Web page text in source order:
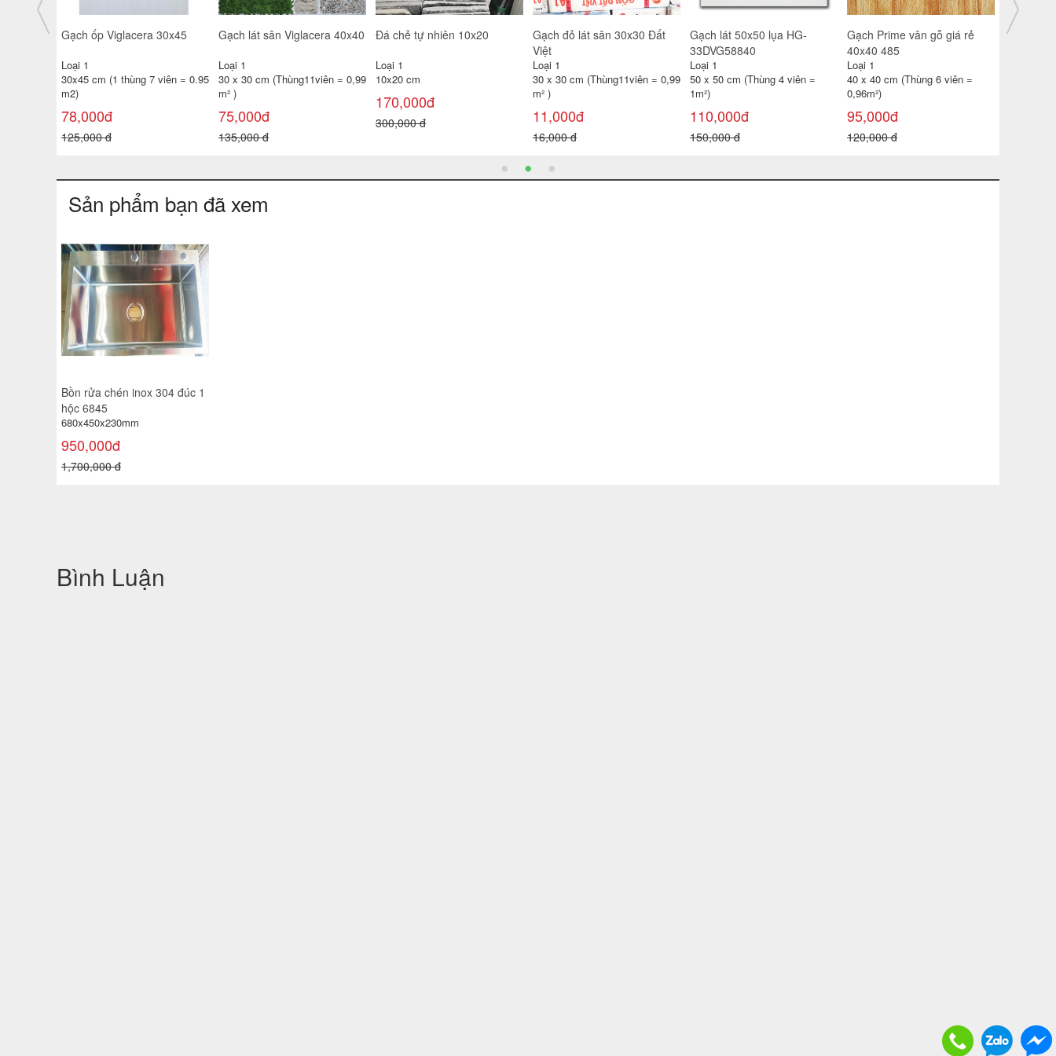
Gạch ốp tường TATA 30x60
Loại 1
30x60 cm ( 1 thùng 6 viên =
1.08 m²
138,000đ
180,000 đ
Gạch ốp tường 25x40 TP-
Loại 1
25x40 cm( 1 thùng 10 viên =
1m2 )
100,000đ
130,000 đ
Gạch đỏ lát sân 30x30 Gốm
Loại 1
30 x 30 cm (Thùng11viên = 0,99
11,000đ
Gạch lát sân Prime 40x40
SV4244
Loại 1
40 x 40 cm (Thùng 6 viên =
0,96 m² )
100,000đ
120,000 đ
Gạch lát 30x30 CP-HA309
Loại 1
30 x 30 cm (Thùng 11 viên =
0,99m²)
185,000đ
220,000 đ
Gạch catalan 60x60 6119
Loại 1
60 x 60 cm (Thùng 4 viên =
1,44m2)
115,000đ
180,000 đ
Gạch đỏ
Sản phẩm bạn đã xem
Bồn rửa chén inox 304 đúc 1
hộc 6845
680x450x230mm
950,000đ
1,700,000 đ
Bình Luận